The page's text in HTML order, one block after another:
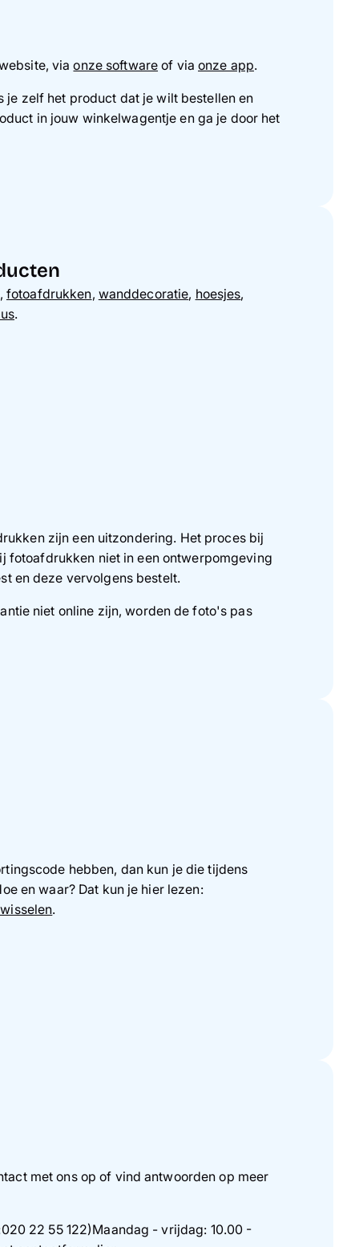
viaonze software of via onze app.
je zelf het product dat je wilt bestellen en
in jouw winkelwagentje en ga je door het
, fotoafdrukken, wanddecoratie, hoesjes,
.
zijn een uitzondering. Het proces bij
fotoafdrukken niet in een ontwerpomgeving
en deze vervolgens bestelt.
niet online zijn, worden de foto's pas
hebben, dan kun je die tijdens
en waar? Dat kun je hier lezen:
.
met ons op of vind antwoorden op meer
22 55 122)Maandag - vrijdag: 10.00 -